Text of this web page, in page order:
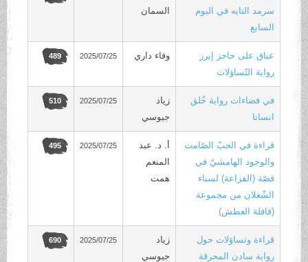
سرمد التايه في اليوم
السابع
السمان
عناق على حاجز إيرز
رواية التّساؤلات
وفاء داري 2025/07/25
489
في فضاءات رواية خُلق
انسانا
جيوسي
2025/07/25
510
قراءة في الحبّ الصّامت
والوجود الهامشيّ في
قصّة (الفزاعة) لسناء
الشّعلان من مجموعة
(قافلة العطش)
أ. د. عبد
المنعم
همت
2025/07/25
495
قراءة وتساؤلات حول
رواية سادن المحرقة
جيوسي
2025/07/25
690